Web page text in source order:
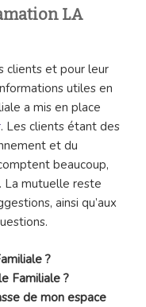
LA
clients et pour leur
utiles en
a mis en place
. Les clients étant des
et du
beaucoup,
La mutuelle reste
ainsi qu’aux
?
Familiale ?
de mon espace